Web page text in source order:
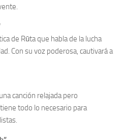
de Rūta que habla de la lucha
Con su voz poderosa, cautivará a
canción relajada pero
todo lo necesario para